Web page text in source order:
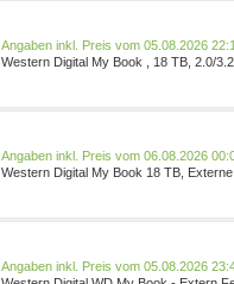
Preis vom 05.08.2026
Western Digital My Book , 18 TB, 2.0/
Preis vom 06.08.2026
Western Digital My Book 18 TB,
Preis vom 05.08.2026